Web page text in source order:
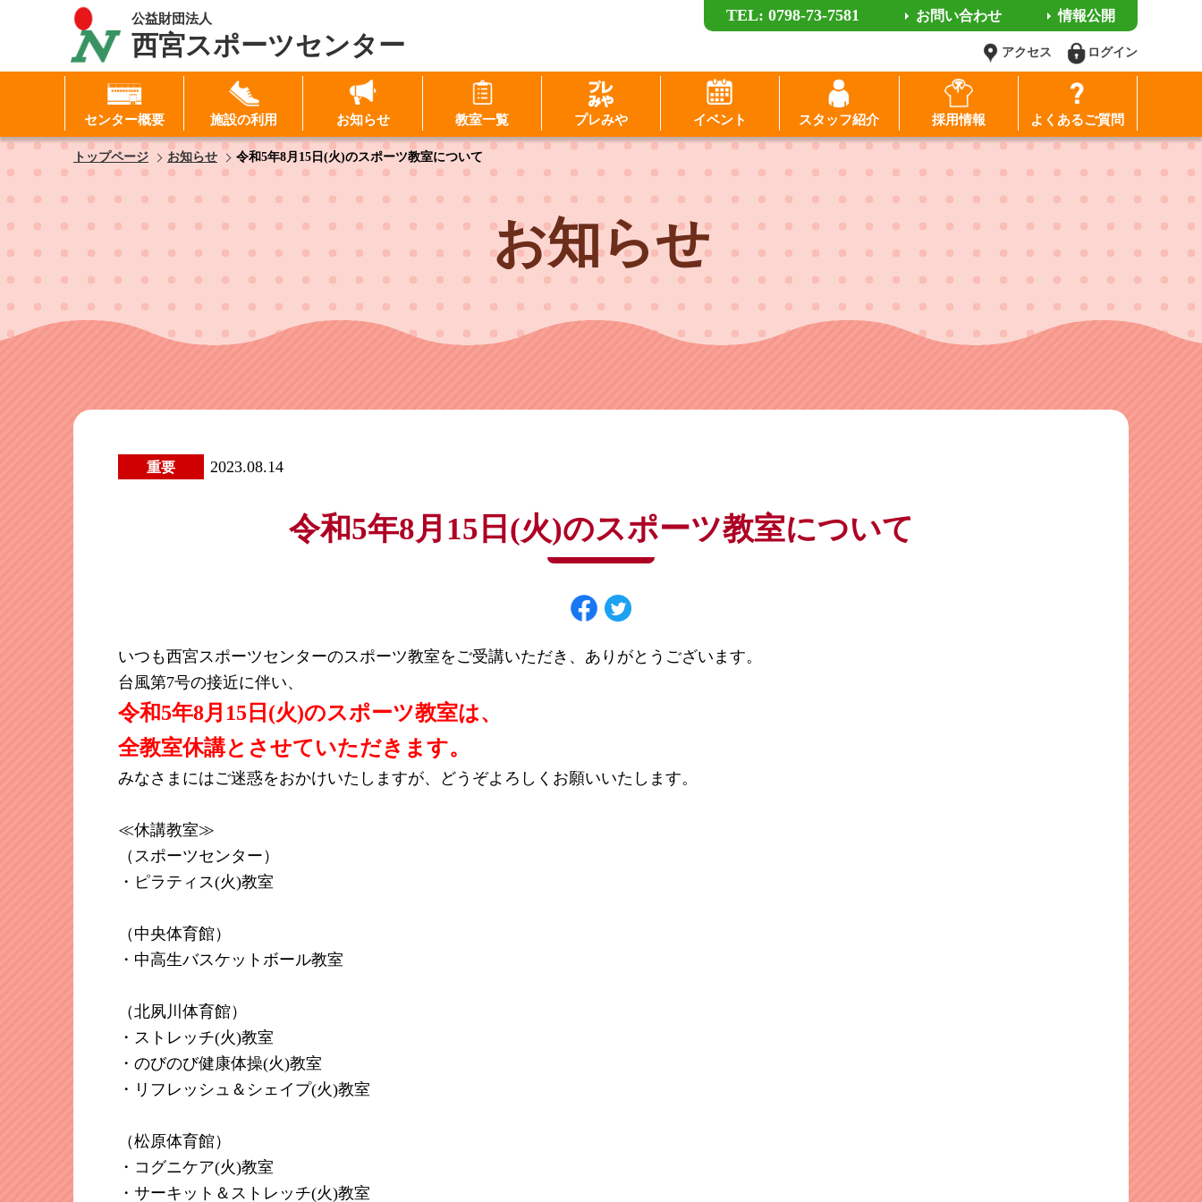
公益財団法人
西宮スポーツセンター
TEL: 0798-73-7581 お問い合わせ 情報公開
アクセス ログイン
センター概要 施設の利用 お知らせ 教室一覧 プレみや イベント スタッフ紹介 採用情報 よくあるご質問
トップページ お知らせ 令和5年8月15日(火)のスポーツ教室について
お知らせ
重要 2023.08.14
令和5年8月15日(火)のスポーツ教室について
いつも西宮スポーツセンターのスポーツ教室をご受講いただき、ありがとうございます。
台風第7号の接近に伴い、
令和5年8月15日(火)のスポーツ教室は、
全教室休講とさせていただきます。
みなさまにはご迷惑をおかけいたしますが、どうぞよろしくお願いいたします。
≪休講教室≫
（スポーツセンター）
・ピラティス(火)教室
（中央体育館）
・中高生バスケットボール教室
（北夙川体育館）
・ストレッチ(火)教室
・のびのび健康体操(火)教室
・リフレッシュ＆シェイプ(火)教室
（松原体育館）
・コグニケア(火)教室
・サーキット＆ストレッチ(火)教室
ID（メールアドレス）
パスワードを表示する
パスワードは半角数字、英小文字、英大文字
すべてを含む6文字以上
このホームページで
会員登録がお済みの方
このホームページで
会員登録がまだの方